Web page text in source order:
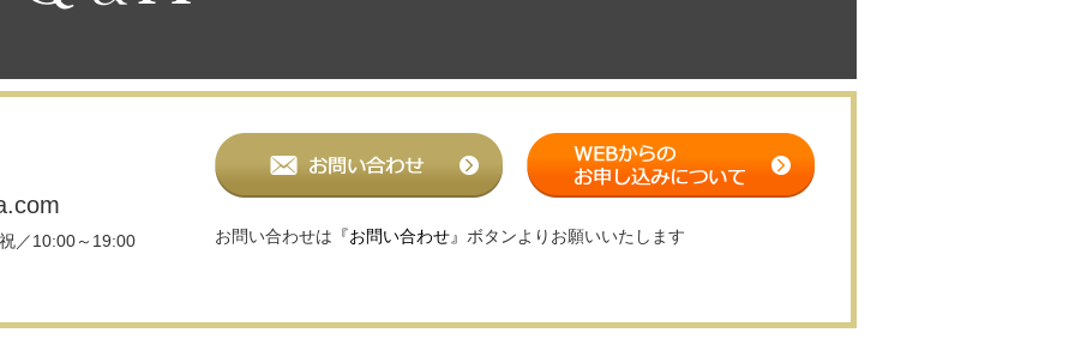
／10:00～19:00 お問い合わせは 『お問い合わせ』 ボタンよりお願いいたします